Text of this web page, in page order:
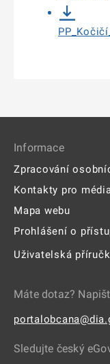
Informace
Zpracování
Kontakty pro
Mapa webu
Prohlášení o
Uživatelská
Máte dotaz?
Sledujte český